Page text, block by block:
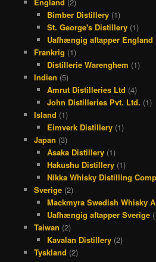
Bimber Distillery (1)
St. George's Distillery (1)
Uafhængig aftapper England
Frankrig (1)
Distillerie Warenghem (1)
Indien (5)
Amrut Distilleries Ltd (4)
John Distilleries Pvt. Ltd. (1)
Island (1)
Eimverk Distillery (1)
Japan (3)
Asaka Distillery (1)
Hakushu Distillery (1)
Nikka Whisky Distilling
Sverige(2)
Mackmyra Swedish Whisky
Uafhængig aftapper Sverige
Taiwan (2)
Kavalan Distillery (2)
Tyskland (2)